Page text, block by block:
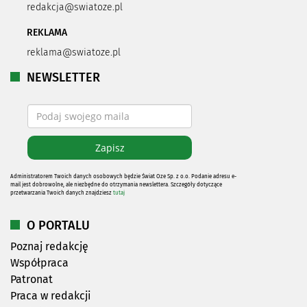
redakcja@swiatoze.pl
REKLAMA
reklama@swiatoze.pl
NEWSLETTER
Administratorem Twoich danych osobowych będzie Świat Oze Sp. z o.o. Podanie adresu e-
mail jest dobrowolne, ale niezbędne do otrzymania newslettera. Szczegóły dotyczące
przetwarzania Twoich danych znajdziesz tutaj
O PORTALU
Poznaj redakcję
Współpraca
Patronat
Praca w redakcji